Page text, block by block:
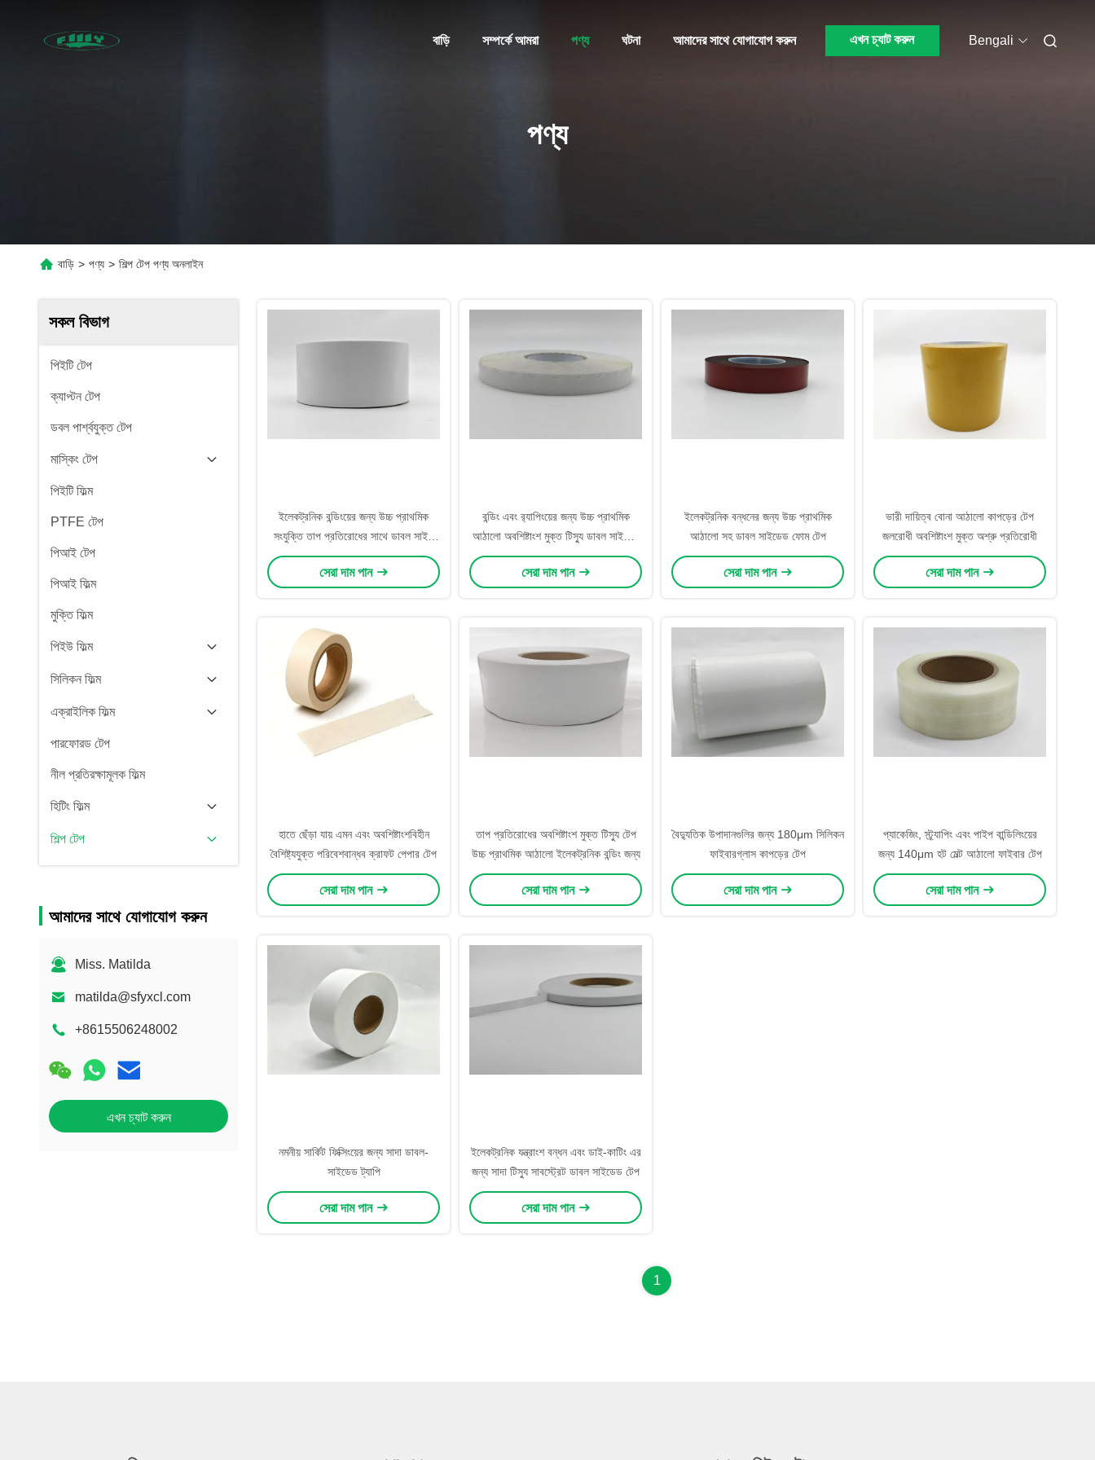
বাড়ি সম্পর্কে আমরা পণ্য ঘটনা আমাদের সাথে যোগাযোগ করুন এখন চ্যাট করুন Bengali
পণ্য
বাড়ি > পণ্য > শিল্প টেপ পণ্য অনলাইন
সকল বিভাগ
পিইটি টেপ
ক্যাপ্টন টেপ
ডবল পার্শ্বযুক্ত টেপ
মাস্কিং টেপ
পিইটি ফিল্ম
PTFE টেপ
পিআই টেপ
পিআই ফিল্ম
মুক্তি ফিল্ম
পিইউ ফিল্ম
সিলিকন ফিল্ম
এক্রাইলিক ফিল্ম
পারফোরড টেপ
নীল প্রতিরক্ষামূলক ফিল্ম
হিটিং ফিল্ম
শিল্প টেপ
আমাদের সাথে যোগাযোগ করুন
Miss. Matilda
matilda@sfyxcl.com
+8615506248002
এখন চ্যাট করুন
ইলেকট্রনিক বন্ডিংয়ের জন্য উচ্চ প্রাথমিক
সংযুক্তি তাপ প্রতিরোধের সাথে ডাবল সাইড
টিস্যু টেপ
সেরা দাম পান
বন্ডিং এবং র‍্যাপিংয়ের জন্য উচ্চ প্রাথমিক
আঠালো অবশিষ্টাংশ মুক্ত টিস্যু ডাবল সাইডেড
টেপ
সেরা দাম পান
ইলেকট্রনিক বন্ধনের জন্য উচ্চ প্রাথমিক
আঠালো সহ ডাবল সাইডেড ফোম টেপ
সেরা দাম পান
ভারী দায়িত্ব বোনা আঠালো কাপড়ের টেপ
জলরোধী অবশিষ্টাংশ মুক্ত অশ্রু প্রতিরোধী
সেরা দাম পান
হাতে ছেঁড়া যায় এমন এবং অবশিষ্টাংশবিহীন
বৈশিষ্ট্যযুক্ত পরিবেশবান্ধব ক্রাফট পেপার টেপ
সেরা দাম পান
তাপ প্রতিরোধের অবশিষ্টাংশ মুক্ত টিস্যু টেপ
উচ্চ প্রাথমিক আঠালো ইলেকট্রনিক বন্ডিং জন্য
সেরা দাম পান
বৈদ্যুতিক উপাদানগুলির জন্য 180μm সিলিকন
ফাইবারগ্লাস কাপড়ের টেপ
সেরা দাম পান
প্যাকেজিং, স্ট্র্যাপিং এবং পাইপ বান্ডিলিংয়ের
জন্য 140μm হট মেল্ট আঠালো ফাইবার টেপ
সেরা দাম পান
নমনীয় সার্কিট ফিক্সিংয়ের জন্য সাদা ডাবল-
সাইডেড ট্যাপি
সেরা দাম পান
ইলেকট্রনিক যন্ত্রাংশ বন্ধন এবং ডাই-কাটিং এর
জন্য সাদা টিস্যু সাবস্ট্রেট ডাবল সাইডেড টেপ
সেরা দাম পান
1